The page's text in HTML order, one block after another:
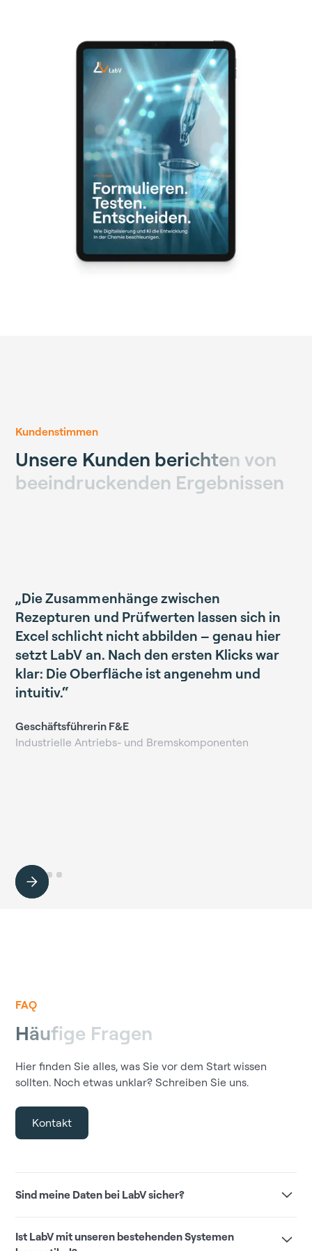
Kundenstimmen
Unsere Kunden berichten von
beeindruckenden Ergebnissen
„Die Zusammenhänge zwischen
Rezepturen und Prüfwerten lassen sich in
Excel schlicht nicht abbilden – genau hier
setzt LabV an. Nach den ersten Klicks war
klar: Die Oberfläche ist angenehm und
intuitiv.“
Geschäftsführerin F&E
Industrielle Antriebs- und Bremskomponenten
FAQ
Häufige Fragen
Hier finden Sie alles, was Sie vor dem Start wissen
sollten. Noch etwas unklar? Schreiben Sie uns.
Kontakt
Sind meine Daten bei LabV sicher?
Sicherheitsstandards: DSGVO-konform, mit Hosting auf
Ist LabV mit unseren bestehenden Systemen